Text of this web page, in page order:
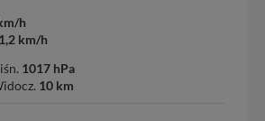
h
km/h
1017 hPa
10 km